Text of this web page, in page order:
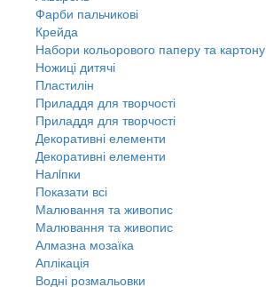
Фарби пальчикові
Крейда
Набори кольорового паперу та картону
Ножиці дитячі
Пластилін
Приладдя для творчості
Приладдя для творчості
Декоративні елементи
Декоративні елементи
Налiпки
Показати всі
Малювання та живопис
Малювання та живопис
Алмазна мозаїка
Аплікація
Водні розмальовки